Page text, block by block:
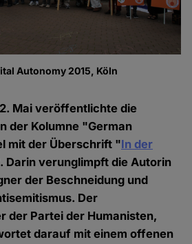
Autonomy 2015, Köln
Mai veröffentlichte die
der Kolumne "German
mit der Überschrift "In der
Darin verunglimpft die Autorin
der Beschneidung und
Der
der Partei der Humanisten,
darauf mit einem offenen